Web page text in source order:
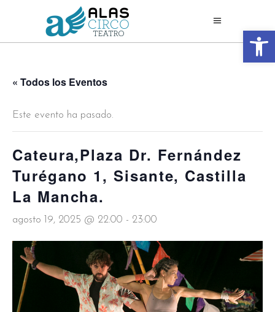
Abrir
« Todos los Eventos
Este evento ha pasado.
Cateura,Plaza Dr. Fernández
Turégano 1, Sisante, Castilla
La Mancha.
agosto 19, 2025 @ 22:00 - 23:00